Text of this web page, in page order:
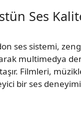
Ses
ses sistemi,
multimedya
Filmleri,
bir ses